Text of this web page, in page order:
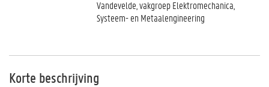
Vandevelde, vakgroep Elektromechanica,
Systeem- en Metaalengineering
Korte beschrijving